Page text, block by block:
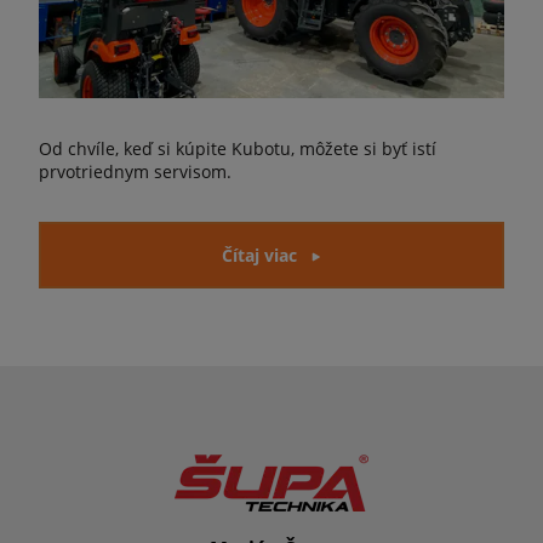
Od chvíle, keď si kúpite Kubotu, môžete si byť istí
prvotriednym servisom.
Čítaj viac